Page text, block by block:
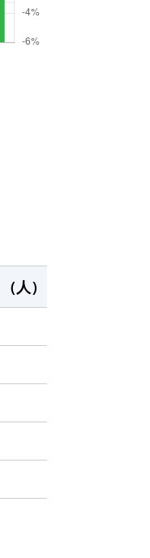
人）